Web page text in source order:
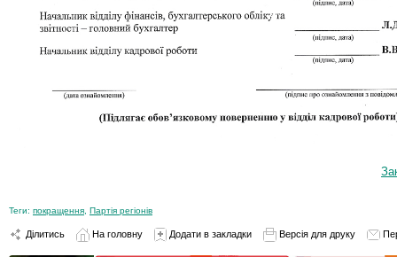
Теги: покращення Партія регіонів
Ділитись На головну Додати в закладки Версія для друку